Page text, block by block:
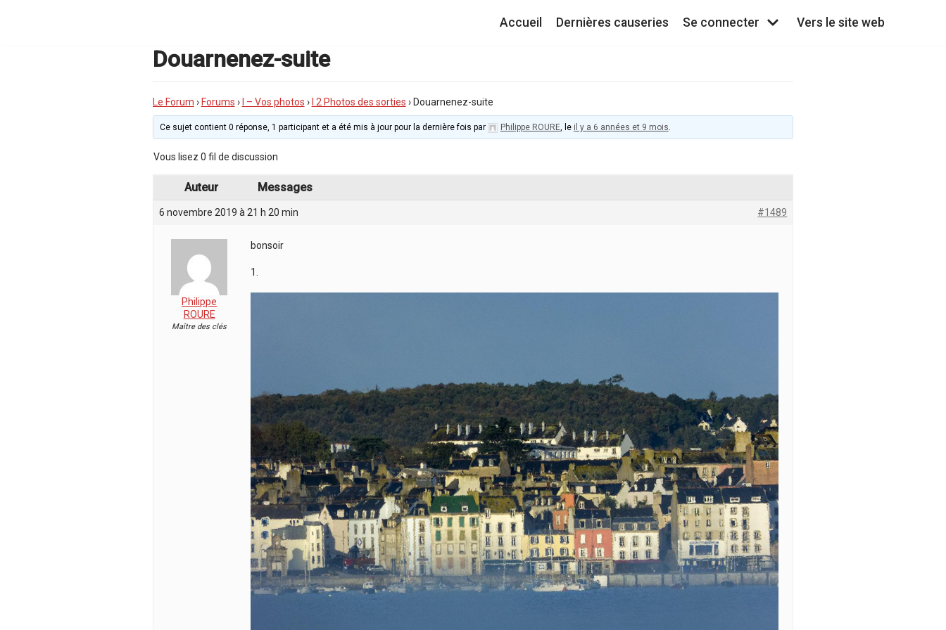
Accueil Dernières causeries Se connecter Vers le site web
Douarnenez-suite
Le Forum › Forums › I – Vos photos › I.2 Photos des sorties › Douarnenez-suite
Ce sujet contient 0 réponse, 1 participant et a été mis à jour pour la dernière fois par Philippe ROURE, le il y a 6 années et 9 mois.
Vous lisez 0 fil de discussion
Auteur Messages
6 novembre 2019 à 21 h 20 min #1489
Philippe
ROURE
Maître des clés
bonsoir
1.